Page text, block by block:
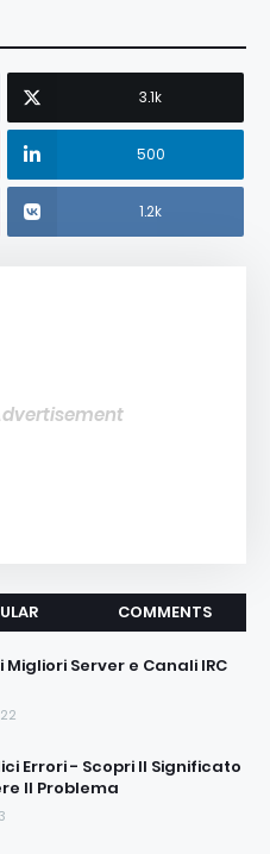
3.1k
500
1.2k
COMMENTS
Migliori Server e Canali IRC
Errori - Scopri Il Significato
Il Problema